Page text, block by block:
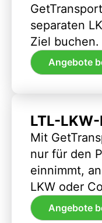
separaten
Ziel buchen.
Angebote
LTL-
Mit
nur für den
einnimmt,
LKW oder
Angebote